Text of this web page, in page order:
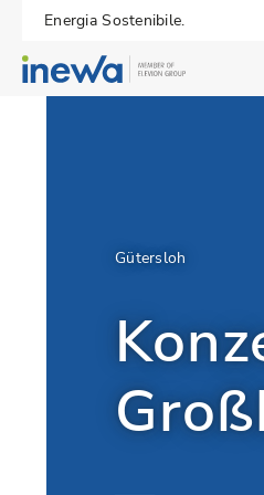
Energia Sostenibile.
Gütersloh